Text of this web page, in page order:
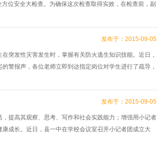
位安全大检查。为确保这次检查取得实效，在检查前，副
发布于：2015-09-05
突发性灾害发生时，掌握有关防火逃生知识技能。近日，
警报声，各位老师立即到达指定岗位对学生进行了疏导，
发布于：2015-09-05
提高其观察、思考、写作和社会实践能力；增强用小记者
成长。近日，县一中在学校会议室召开小记者团成立大